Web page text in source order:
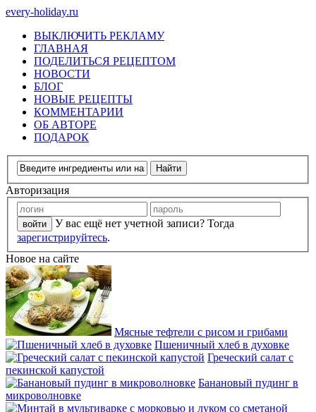
every-holiday.ru
ВЫКЛЮЧИТЬ РЕКЛАМУ
ГЛАВНАЯ
ПОДЕЛИТЬСЯ РЕЦЕПТОМ
НОВОСТИ
БЛОГ
НОВЫЕ РЕЦЕПТЫ
КОММЕНТАРИИ
ОБ АВТОРЕ
ПОДАРОК
Авторизация
У вас ещё нет учетной записи? Тогда
зарегистрируйтесь.
Новое на сайте
Мясные тефтели с рисом и грибами
Пшеничный хлеб в духовке
Греческий салат с
пекинской капустой
Банановый пудинг в
микроволновке